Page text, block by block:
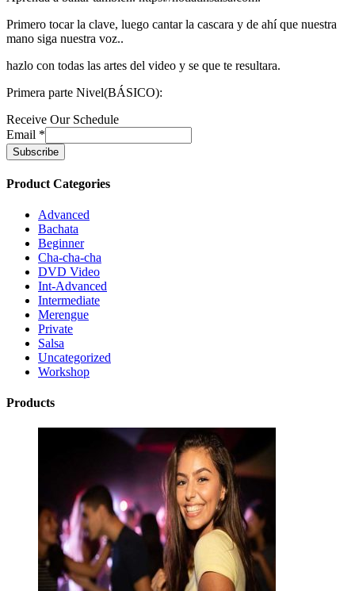
Primero tocar la clave, luego cantar la cascara y de ahí que nuestra
mano siga nuestra voz..
hazlo con todas las artes del video y se que te resultara.
Primera parte Nivel(BÁSICO):
Receive Our Schedule
Email *
Product Categories
Advanced
Bachata
Beginner
Cha-cha-cha
DVD Video
Int-Advanced
Intermediate
Merengue
Private
Salsa
Uncategorized
Workshop
Products